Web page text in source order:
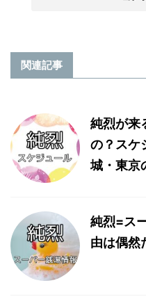
関連記事
純烈が来
の？スケ
城・東京
純烈=ス
由は偶然